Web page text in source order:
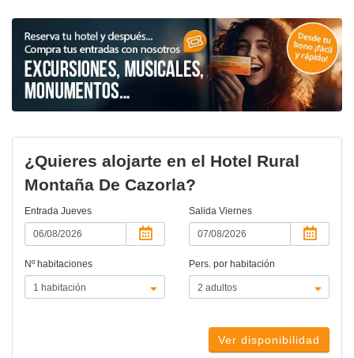
¿Quieres alojarte en el Hotel Rural
Montaña De Cazorla?
Entrada Jueves Salida Viernes
Nº habitaciones Pers. por habitación
Ver disponibilidad